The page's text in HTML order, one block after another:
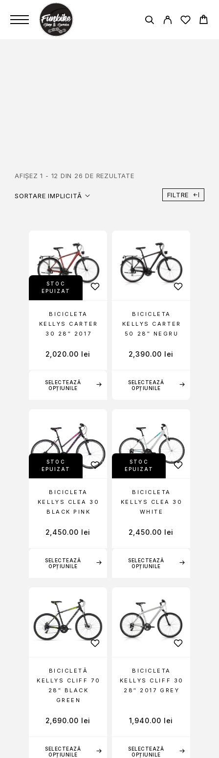
AFIȘEZ 1 - 12 DIN 26 DE REZULTATE
SORTARE IMPLICITĂ FILTRE
STOC
EPUIZAT
SELECTEAZĂ
OPȚIUNILE
BICICLETA
KELLYS CARTER
30 28″ 2017
2,020.00 lei
SELECTEAZĂ
OPȚIUNILE
BICICLETA
KELLYS CARTER
50 28″ NEGRU
2,390.00 lei
STOC
EPUIZAT
SELECTEAZĂ
OPȚIUNILE
BICICLETA
KELLYS CLEA 30
BLACK PINK
2,450.00 lei
STOC
EPUIZAT
SELECTEAZĂ
OPȚIUNILE
BICICLETA
KELLYS CLEA 30
WHITE
2,450.00 lei
SELECTEAZĂ
OPȚIUNILE
BICICLETĂ
KELLYS CLIFF 70
28″ BLACK
GREEN
2,690.00 lei
SELECTEAZĂ
OPȚIUNILE
BICICLETA
KELLYS CLIFF 30
28″ 2017 GREY
1,940.00 lei